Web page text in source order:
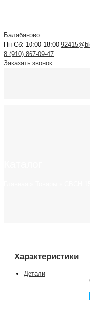
Балабаново
Пн-Сб: 10:00-18:00
8 (910) 867-09-47
Заказать звонок
Характеристики
Детали